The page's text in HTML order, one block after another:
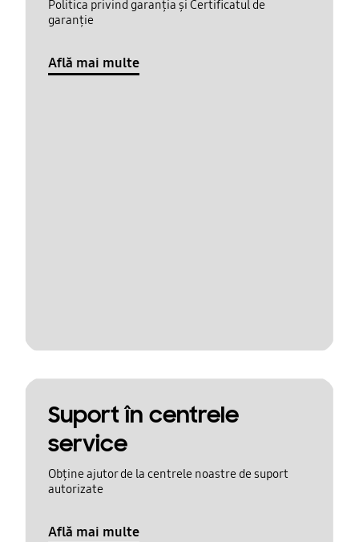
Politica privind garanția și Certificatul de
garanție
Află mai multe
Suport în centrele
service
Obține ajutor de la centrele noastre de suport
autorizate
Află mai multe